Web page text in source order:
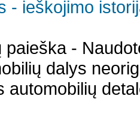
- ieškojimo
paieška -
dalys
automobilių